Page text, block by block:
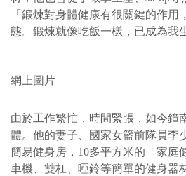
「鍛煉對身體健康有很關鍵的作用
態。鍛煉就像吃飯一樣，已成為我
網上圖片
由於工作繁忙，時間緊張，如今鐘
體。他的妻子、國家女籃前隊員李
簡易健身房，10多平方米的「家庭
車機、雙杠、啞鈴等簡單的健身器